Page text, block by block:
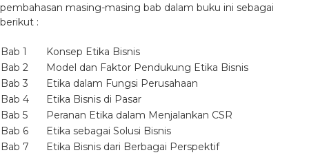
pembahasan masing-masing bab dalam buku ini sebagai
berikut :
Bab 1
Konsep Etika Bisnis
Bab 2
Model dan Faktor Pendukung Etika Bisnis
Bab 3
Etika dalam Fungsi Perusahaan
Bab 4
Etika Bisnis di Pasar
Bab 5
Peranan Etika dalam Menjalankan CSR
Bab 6
Etika sebagai Solusi Bisnis
Bab 7
Etika Bisnis dari Berbagai Perspektif